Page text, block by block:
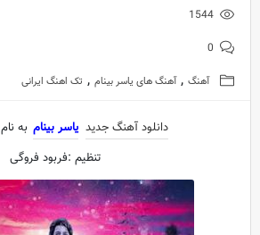
1544
0
آهنگ , آهنگ های یاسر بینام , تک اهنگ ایرانی
دانلود آهنگ جدید یاسر بینام به نام
تنظیم :فربود فروگی